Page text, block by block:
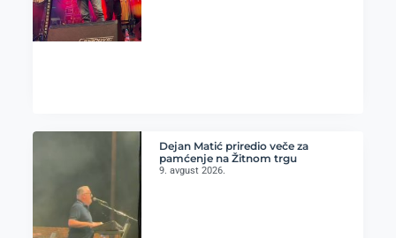
Dejan Matić priredio veče za
pamćenje na Žitnom trgu
9. avgust 2026.